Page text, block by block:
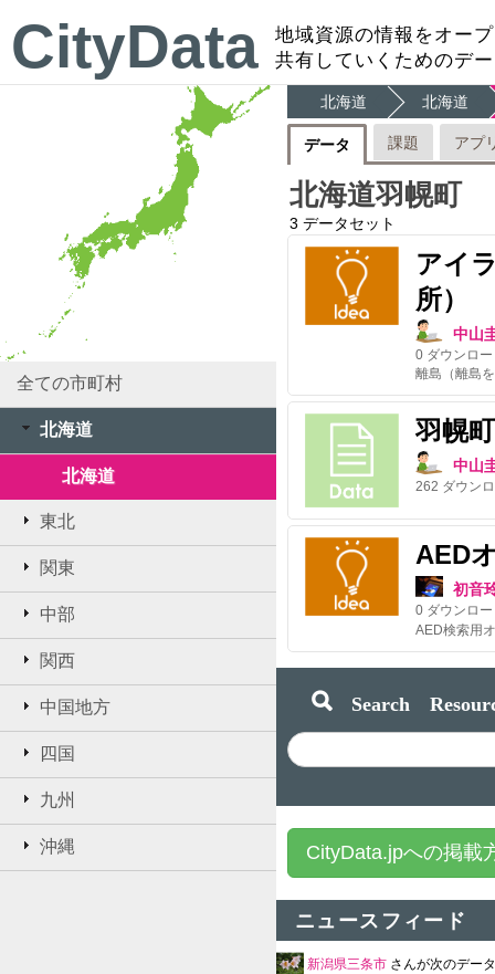
CityData
地域資源の情報をオー
共有していくためのデ
全ての市町村
北海道
北海道
東北
関東
中部
関西
中国地方
四国
九州
沖縄
北海道 北海道
データ 課題 アプ
北海道羽幌町
3 データセット
アイ
所）
中山
0 ダウンロ
離島（離島
羽幌
中山
262 ダウン
AED
初音
0 ダウンロ
AED検索用
Search
CityData.jpへの掲載
ニュースフィード
新潟県三条市 さんが次のデー